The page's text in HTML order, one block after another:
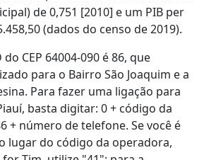
de 0,751 [2010] e um PIB per
(dados do censo de 2019).
CEP 64004-090 é 86, que
para o Bairro São Joaquim e a
Para fazer uma ligação para
basta digitar: 0 + código da
+ número de telefone. Se você é
lugar do código da operadora,